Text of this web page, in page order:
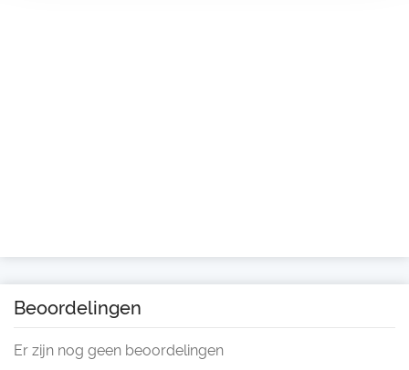
Beoordelingen
Er zijn nog geen beoordelingen